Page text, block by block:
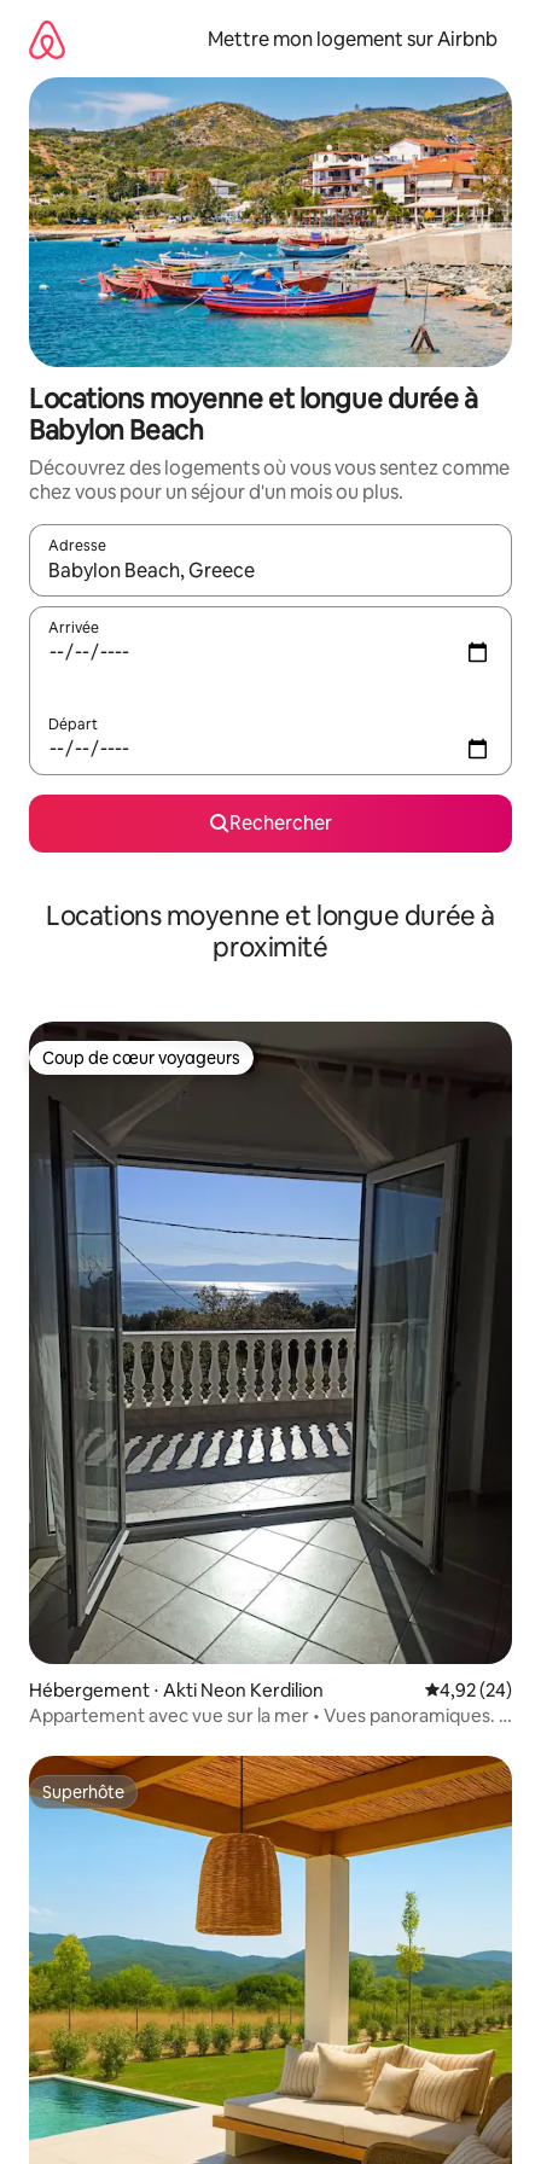
directement
contenu
Mettre mon logement sur Airbnb
Locations moyenne et longue durée à
Babylon Beach
Découvrez des logements où vous vous sentez comme
chez vous pour un séjour d'un mois ou plus.
Adresse
Lorsque les résultats s'affichent, utilisez les flèches vers le
Arrivée
Départ
Rechercher
Locations moyenne et longue durée à
proximité
Coup de cœur voyageurs
Coup de cœur voyageurs
Hébergement ⋅ Akti Neon Kerdilion Évaluation
4,92 (24)
Appartement avec vue sur la mer • Vues panoramiques. À
Superhôte
Superhôte